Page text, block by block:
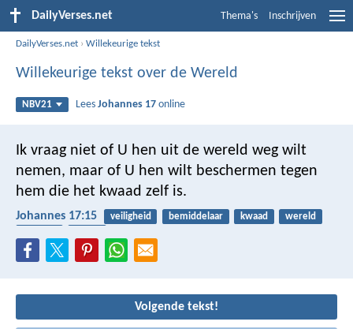
DailyVerses.net Thema's Inschrijven
DailyVerses.net ›Willekeurige tekst
Willekeurige tekst over de Wereld
NBV21 LeesJohannes 17 online
Ik vraag niet of U hen uit de wereld weg wilt
nemen, maar of U hen wilt beschermen tegen
hem die het kwaad zelf is.
Johannes 17:15 veiligheid bemiddelaar kwaad
wereld
Volgende tekst!